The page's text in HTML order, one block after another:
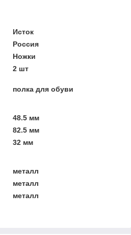
Исток
Россия
Ножки
2 шт
полка для обуви
48.5 мм
82.5 мм
32 мм
металл
металл
металл